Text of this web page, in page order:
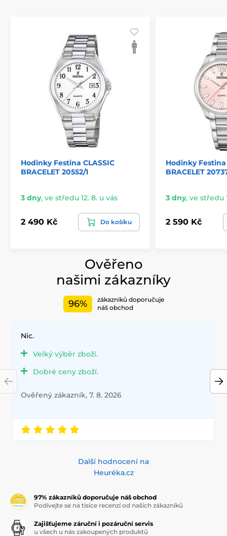
Hodinky Festina CLASSIC
BRACELET 20552/1
3 dny, ve středu 12. 8. u vás
2 490 Kč Do košíku
Hodinky Festina
BRACELET
3 dny, ve středu
2 590 Kč
Ověřeno
našimi zákazníky
96%
zákazníků doporučuje
náš obchod
Nic.
Velký výběr zboží.
Dobré ceny zboží.
Ověřený zákazník, 7. 8. 2026
Další hodnocení na
Heuréka.cz
97% zákazníků doporučuje náš obchod
Podívejte se na tisíce recenzí od našich zákazníků
Zajišťujeme záruční i pozáruční servis
u všech u nás zakoupených produktů